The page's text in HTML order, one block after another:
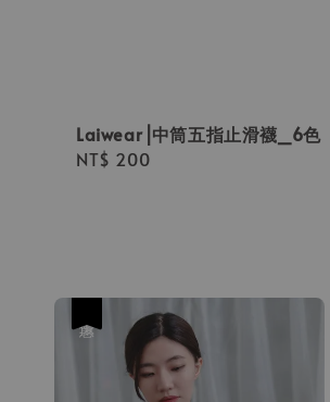
Laiwear⎟中筒五指止滑襪_6色
Regular
NT$ 200